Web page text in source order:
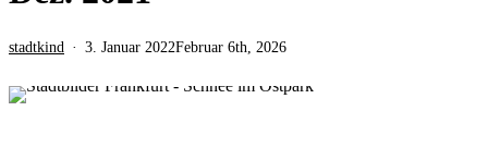
stadtkind 3. Januar 2022Februar 6th, 2026